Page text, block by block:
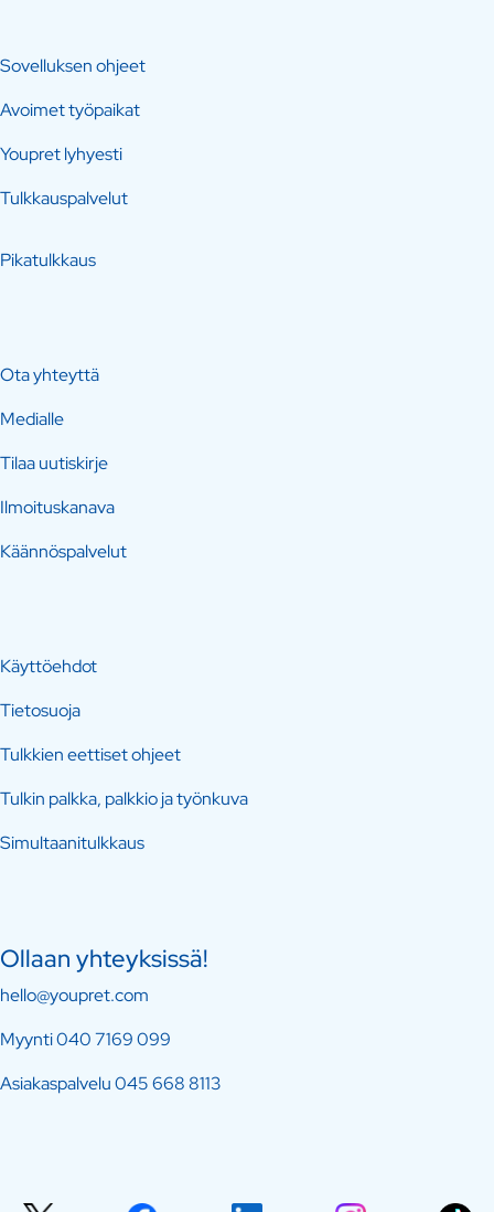
Sovelluksen ohjeet
Avoimet työpaikat
Youpret lyhyesti
Tulkkauspalvelut
Pikatulkkaus
Ota yhteyttä
Medialle
Tilaa uutiskirje
Ilmoituskanava
Käännöspalvelut
Käyttöehdot
Tietosuoja
Tulkkien eettiset ohjeet
Tulkin palkka, palkkio ja työnkuva
Simultaanitulkkaus
Ollaan yhteyksissä!
hello@youpret.com
Myynti040 7169 099
Asiakaspalvelu045 668 8113